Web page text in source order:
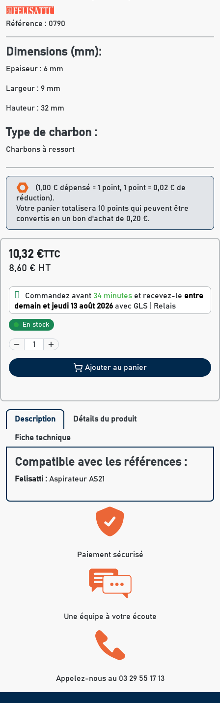
Référence : 0790
Dimensions (mm):
Epaiseur : 6 mm
Largeur : 9 mm
Hauteur : 32 mm
Type de charbon :
Charbons à ressort
(1,00 € dépensé = 1 point, 1 point = 0,02 € de
réduction).
Votre panier totalisera 10 points qui peuvent être
convertis en un bon d'achat de 0,20 €.
10,32 €TTC
8,60 € HT
Commandez avant 34 minutes et recevez-le entre
demain et jeudi 13 août 2026 avec GLS | Relais
En stock
Ajouter au panier
Description Détails du produit
Fiche technique
Compatible avec les références :
Felisatti : Aspirateur AS21
Paiement sécurisé
Une équipe à votre écoute
Appelez-nous au 03 29 55 17 13